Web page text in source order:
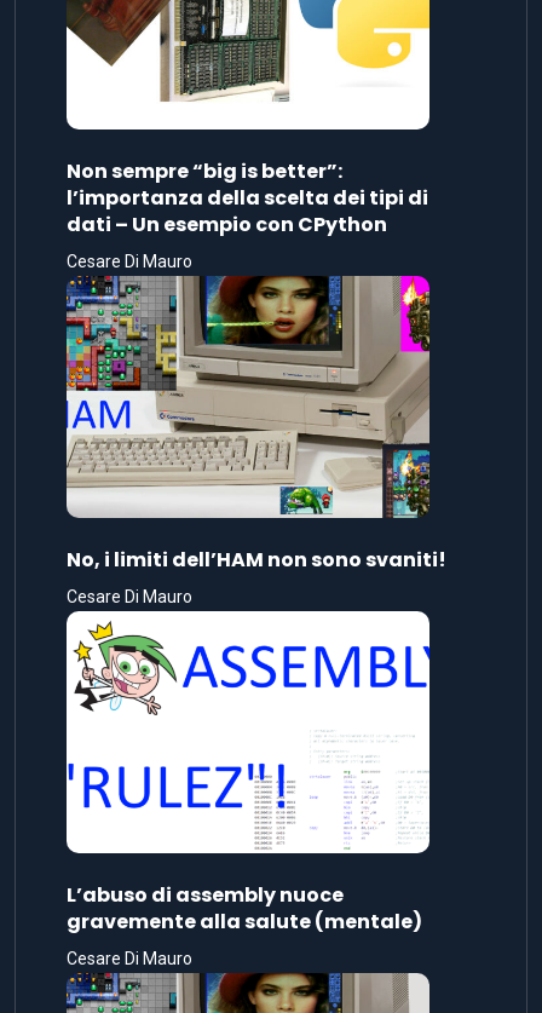
Non sempre “big is better”:
l’importanza della scelta dei tipi di
dati – Un esempio con CPython
Cesare Di Mauro
No, i limiti dell’HAM non sono svaniti!
Cesare Di Mauro
L’abuso di assembly nuoce
gravemente alla salute (mentale)
Cesare Di Mauro